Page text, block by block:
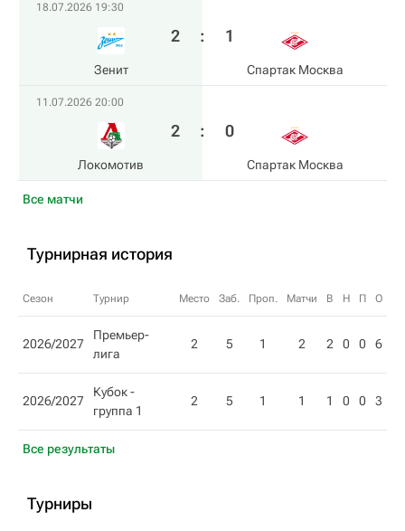
Все матчи
18.07.2026 19:30
Зенит
2 : 1
Спартак Москва
11.07.2026 20:00
Локомотив
2 : 0
Спартак Москва
Турнирная история
Сезон Турнир Место Заб. Проп. Матчи В Н П О
2026/2027
Премьер-
лига
2 5 1 2 2 0 0 6
2026/2027
Кубок -
группа 1
2 5 1 1 1 0 0 3
Все результаты
Турниры